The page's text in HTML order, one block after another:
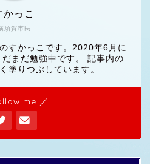
須賀市民
かっこ
すかっこです。2020年6月に
まだ勉強中です。 記事内の
塗りつぶしています。
me ／